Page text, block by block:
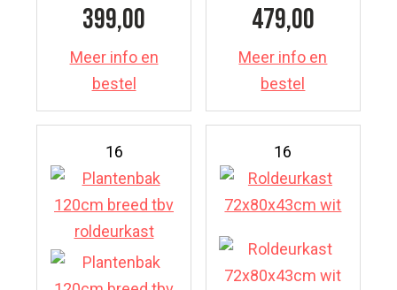
399,00
Meer info en
bestel
479,00
Meer info en
bestel
16 16